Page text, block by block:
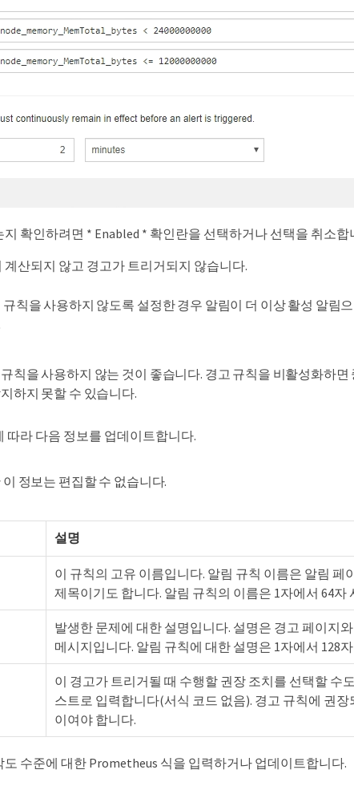
확인하려면 * Enabled * 확인란을 선택하거나 선택을 취소합
산되지 않고 경고가 트리거되지 않습니다.
칙을 사용하지 않도록 설정한 경우 알림이 더 이상 활성 알림
칙을 사용하지 않는 것이 좋습니다. 경고 규칙을 비활성화하
하지 못할 수 있습니다.
따라 다음 정보를 업데이트합니다.
정보는 편집할 수 없습니다.
설명
이 규칙의 고유 이름입니다. 알림 규칙 이름은 알림 페
제목이기도 합니다. 알림 규칙의 이름은 1자에서 64자
발생한 문제에 대한 설명입니다. 설명은 경고 페이지
메시지입니다. 알림 규칙에 대한 설명은 1자에서 128
이 경고가 트리거될 때 수행할 권장 조치를 선택할 수
스트로 입력합니다(서식 코드 없음). 경고 규칙에 권장
이여야 합니다.
수준에 대한 Prometheus 식을 입력하거나 업데이트합니다.